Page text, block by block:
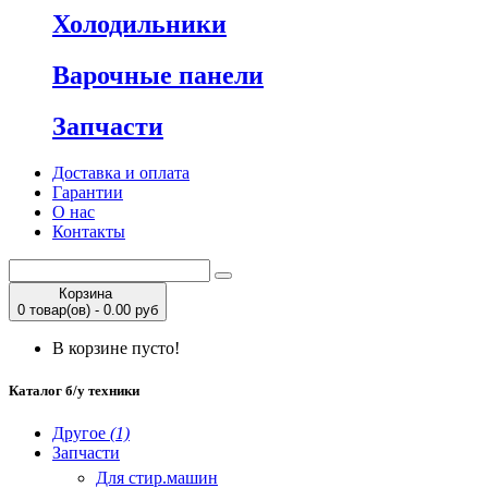
Холодильники
Варочные панели
Запчасти
Доставка и оплата
Гарантии
О нас
Контакты
Корзина
0 товар(ов) - 0.00 руб
В корзине пусто!
Каталог б/у техники
Другое (1)
Запчасти
Для стир.машин